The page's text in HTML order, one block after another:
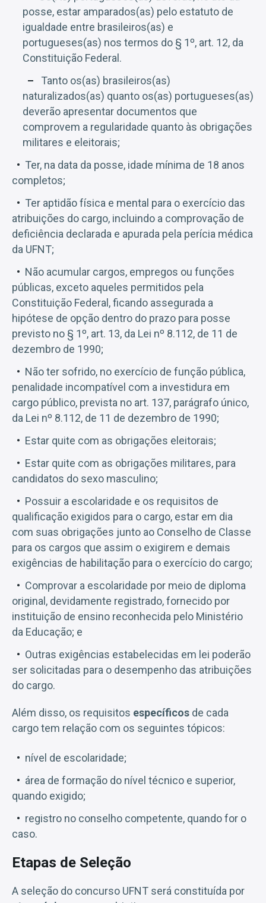
posse, estar amparados(as) pelo estatuto de
igualdade entre brasileiros(as) e
portugueses(as) nos termos do § 1º, art. 12, da
Constituição Federal.
Tanto os(as) brasileiros(as)
naturalizados(as) quanto os(as) portugueses(as)
deverão apresentar documentos que
comprovem a regularidade quanto às obrigações
militares e eleitorais;
Ter, na data da posse, idade mínima de 18 anos
completos;
Ter aptidão física e mental para o exercício das
atribuições do cargo, incluindo a comprovação de
deficiência declarada e apurada pela perícia médica
da UFNT;
Não acumular cargos, empregos ou funções
públicas, exceto aqueles permitidos pela
Constituição Federal, ficando assegurada a
hipótese de opção dentro do prazo para posse
previsto no § 1º, art. 13, da Lei nº 8.112, de 11 de
dezembro de 1990;
Não ter sofrido, no exercício de função pública,
penalidade incompatível com a investidura em
cargo público, prevista no art. 137, parágrafo único,
da Lei nº 8.112, de 11 de dezembro de 1990;
Estar quite com as obrigações eleitorais;
Estar quite com as obrigações militares, para
candidatos do sexo masculino;
Possuir a escolaridade e os requisitos de
qualificação exigidos para o cargo, estar em dia
com suas obrigações junto ao Conselho de Classe
para os cargos que assim o exigirem e demais
exigências de habilitação para o exercício do cargo;
Comprovar a escolaridade por meio de diploma
original, devidamente registrado, fornecido por
instituição de ensino reconhecida pelo Ministério
da Educação; e
Outras exigências estabelecidas em lei poderão
ser solicitadas para o desempenho das atribuições
do cargo.
Além disso, os requisitos específicos de cada
cargo tem relação com os seguintes tópicos:
nível de escolaridade;
área de formação do nível técnico e superior,
quando exigido;
registro no conselho competente, quando for o
caso.
Etapas de Seleção
A seleção do concurso UFNT será constituída por